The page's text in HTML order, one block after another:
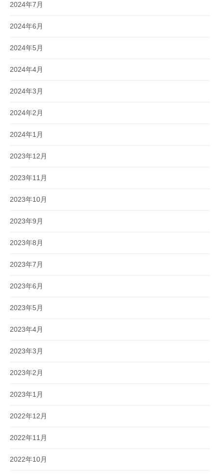
2024年7月
2024年6月
2024年5月
2024年4月
2024年3月
2024年2月
2024年1月
2023年12月
2023年11月
2023年10月
2023年9月
2023年8月
2023年7月
2023年6月
2023年5月
2023年4月
2023年3月
2023年2月
2023年1月
2022年12月
2022年11月
2022年10月